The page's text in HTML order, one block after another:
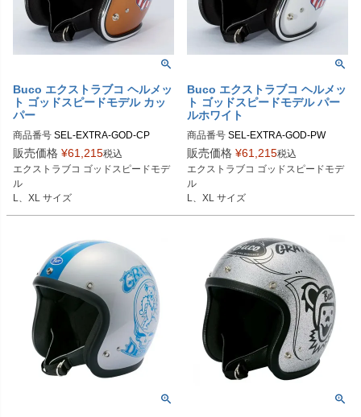
Buco エクストラブコ ヘルメッ
ト ゴッドスピードモデル カッ
パー
商品番号 SEL-EXTRA-GOD-CP
Lサイズ商品コード：0107EBCGS51
5
XLサイズ商品コード：0107EBCGS5
販売価格 ¥61,215税込
エクストラブコ ゴッドスピードモデ
ル
L、XL サイズ
Buco エクストラブコ ヘルメッ
ト ゴッドスピードモデル パー
ルホワイト
商品番号 SEL-EXTRA-GOD-PW
Lサイズ商品コード：0107EBCGS01
5
XLサイズ商品コード：0107EBCGS0
販売価格 ¥61,215税込
エクストラブコ ゴッドスピードモデ
ル
L、XL サイズ